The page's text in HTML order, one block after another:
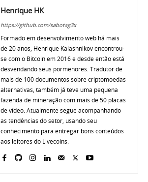
Henrique HK
https://github.com/sabotag3x
Formado em desenvolvimento web há mais
de 20 anos, Henrique Kalashnikov encontrou-
se com o Bitcoin em 2016 e desde então está
desvendando seus pormenores. Tradutor de
mais de 100 documentos sobre criptomoedas
alternativas, também já teve uma pequena
fazenda de mineração com mais de 50 placas
de vídeo. Atualmente segue acompanhando
as tendências do setor, usando seu
conhecimento para entregar bons conteúdos
aos leitores do Livecoins.